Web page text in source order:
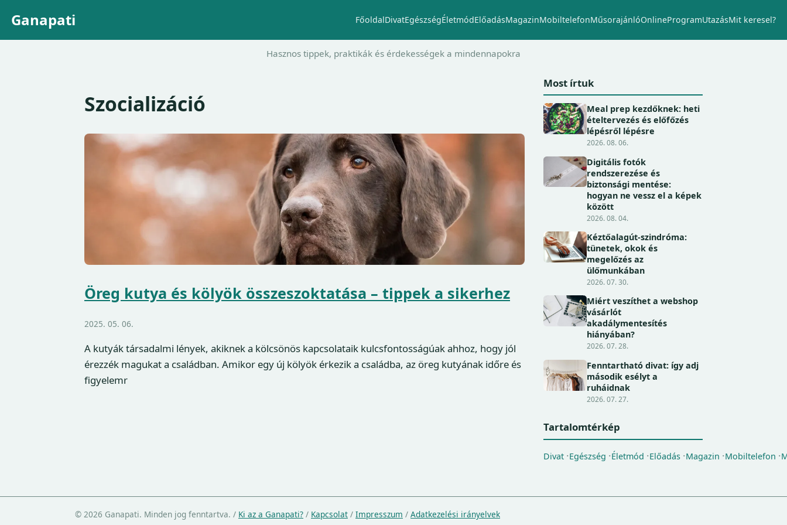
Ganapati FőoldalDivatEgészségÉletmódElőadásMagazinMobiltelefonMűsorajánlóOnlineProgramUtazásMit keresel?
Hasznos tippek, praktikák és érdekességek a mindennapokra
Szocializáció
Öreg kutya és kölyök összeszoktatása – tippek a sikerhez
2025. 05. 06.
A kutyák társadalmi lények, akiknek a kölcsönös kapcsolataik kulcsfontosságúak ahhoz, hogy jól
érezzék magukat a családban. Amikor egy új kölyök érkezik a családba, az öreg kutyának időre és
figyelemr
Most írtuk
Meal prep kezdőknek: heti
ételtervezés és előfőzés
lépésről lépésre
2026. 08. 06.
Digitális fotók
rendszerezése és
biztonsági mentése:
hogyan ne vessz el a képek
között
2026. 08. 04.
Kéztőalagút-szindróma:
tünetek, okok és
megelőzés az
ülőmunkában
2026. 07. 30.
Miért veszíthet a webshop
vásárlót
akadálymentesítés
hiányában?
2026. 07. 28.
Fenntartható divat: így adj
második esélyt a
ruháidnak
2026. 07. 27.
Tartalomtérkép
Divat Egészség Életmód Előadás Magazin Mobiltelefon
© 2026 Ganapati. Minden jog fenntartva. / Ki az a Ganapati? / Kapcsolat / Impresszum / Adatkezelési irányelvek